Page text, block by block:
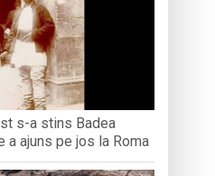
s-a stins Badea
a ajuns pe jos la Roma